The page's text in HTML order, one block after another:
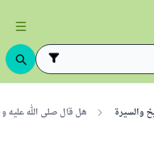
والسيرة هل قال صلى الله عليه